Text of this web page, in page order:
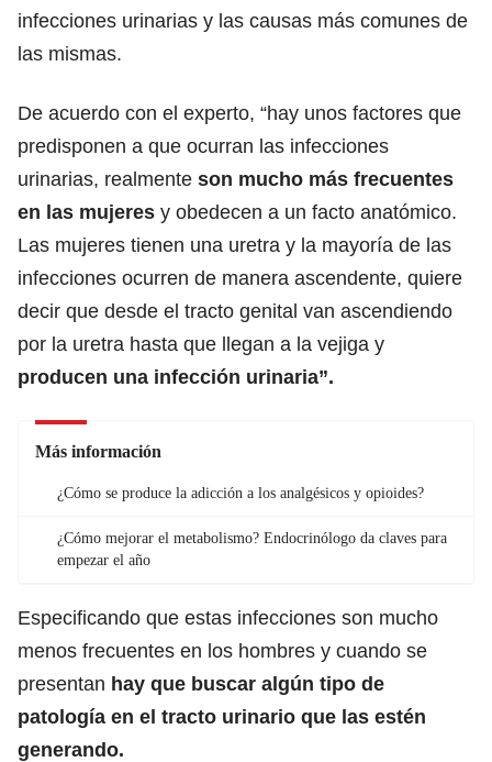
infecciones urinarias y las causas más comunes de
las mismas.
De acuerdo con el experto, “hay unos factores que
predisponen a que ocurran las infecciones
urinarias, realmente son mucho más frecuentes
en las mujeres y obedecen a un facto anatómico.
Las mujeres tienen una uretra y la mayoría de las
infecciones ocurren de manera ascendente, quiere
decir que desde el tracto genital van ascendiendo
por la uretra hasta que llegan a la vejiga y
producen una infección urinaria”.
Más información
¿Cómo se produce la adicción a los analgésicos y opioides?
¿Cómo mejorar el metabolismo? Endocrinólogo da claves para
empezar el año
Especificando que estas infecciones son mucho
menos frecuentes en los hombres y cuando se
presentan hay que buscar algún tipo de
patología en el tracto urinario que las estén
generando.